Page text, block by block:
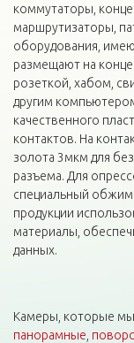
коммутаторы,
маршрутизаторы,
оборудования,
размещают на
розеткой, хабом,
другим
качественного
контактов. На
золота 3мкм для
разъема. Для
специальный
продукции
материалы,
данных.
Камеры, которые мы
панорамные